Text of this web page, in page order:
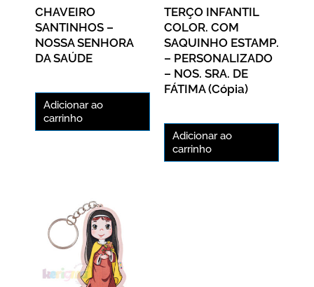
CHAVEIRO
SANTINHOS –
NOSSA SENHORA
DA SAÚDE
Adicionar ao
carrinho
TERÇO INFANTIL
COLOR. COM
SAQUINHO ESTAMP.
– PERSONALIZADO
– NOS. SRA. DE
FÁTIMA (cópia)
Adicionar ao
carrinho